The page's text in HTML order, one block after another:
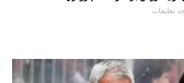
تعليقات